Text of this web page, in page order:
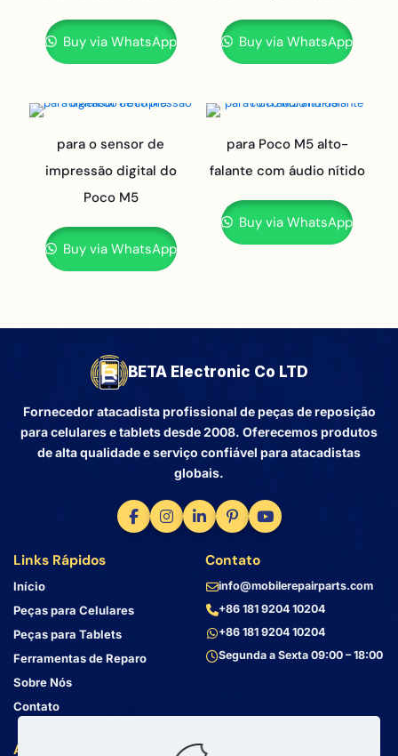
Buy via WhatsApp Buy via WhatsApp
para o sensor de
impressão digital do
Poco M5
Buy via WhatsApp
para Poco M5 alto-
falante com áudio nítido
Buy via WhatsApp
BETA Electronic Co LTD
Fornecedor atacadista profissional de peças de reposição
para celulares e tablets desde 2008. Oferecemos produtos
de alta qualidade e serviço confiável para atacadistas
globais.
Links Rápidos
Início
Peças para Celulares
Peças para Tablets
Ferramentas de Reparo
Sobre Nós
Contato
Atendimento ao Cliente
Contato
info@mobilerepairparts.com
+86 181 9204 10204
+86 181 9204 10204
Segunda a Sexta 09:00 – 18:00
Endereço